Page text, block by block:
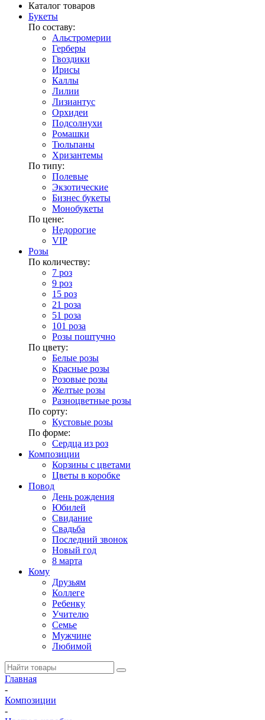
Каталог товаров
Букеты
По составу:
Альстромерии
Герберы
Гвоздики
Ирисы
Каллы
Лилии
Лизиантус
Орхидеи
Подсолнухи
Ромашки
Тюльпаны
Хризантемы
По типу:
Полевые
Экзотические
Бизнес букеты
Монобукеты
По цене:
Недорогие
VIP
Розы
По количеству:
7 роз
9 роз
15 роз
21 роза
51 роза
101 роза
Розы поштучно
По цвету:
Белые розы
Красные розы
Розовые розы
Желтые розы
Разноцветные розы
По сорту:
Кустовые розы
По форме:
Сердца из роз
Композиции
Корзины с цветами
Цветы в коробке
Повод
День рождения
Юбилей
Свидание
Свадьба
Последний звонок
Новый год
8 марта
Кому
Друзьям
Коллеге
Ребенку
Учителю
Семье
Мужчине
Любимой
Главная
-
Композиции
-